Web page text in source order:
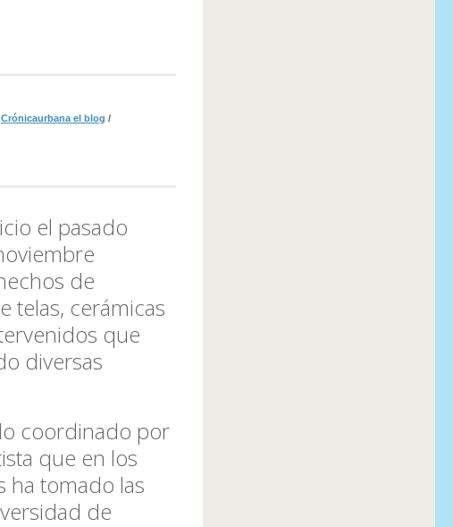
Crónicaurbana el blog /
el pasado
de
telas, cerámicas
que
diversas
coordinado por
que en los
ha tomado las
de